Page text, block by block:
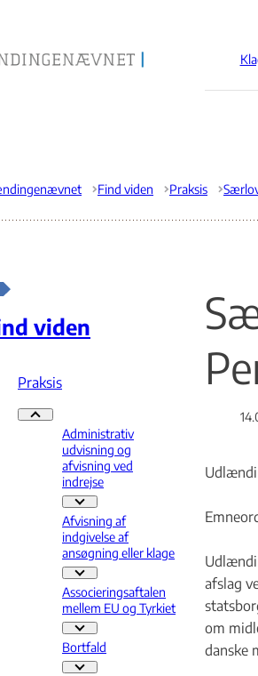
Find viden Praksis
viden
Praksis
Praksis - Flere links
Administrativ
udvisning og
afvisning ved
indrejse
Administrativ udvisning og
Afvisning af
indgivelse af
ansøgning eller klage
Afvisning af indgivelse af
Associeringsaftalen
mellem EU og Tyrkiet
Associeringsaftalen mellem EU
Bortfald
Bortfald - Flere links
afslag
om
danske